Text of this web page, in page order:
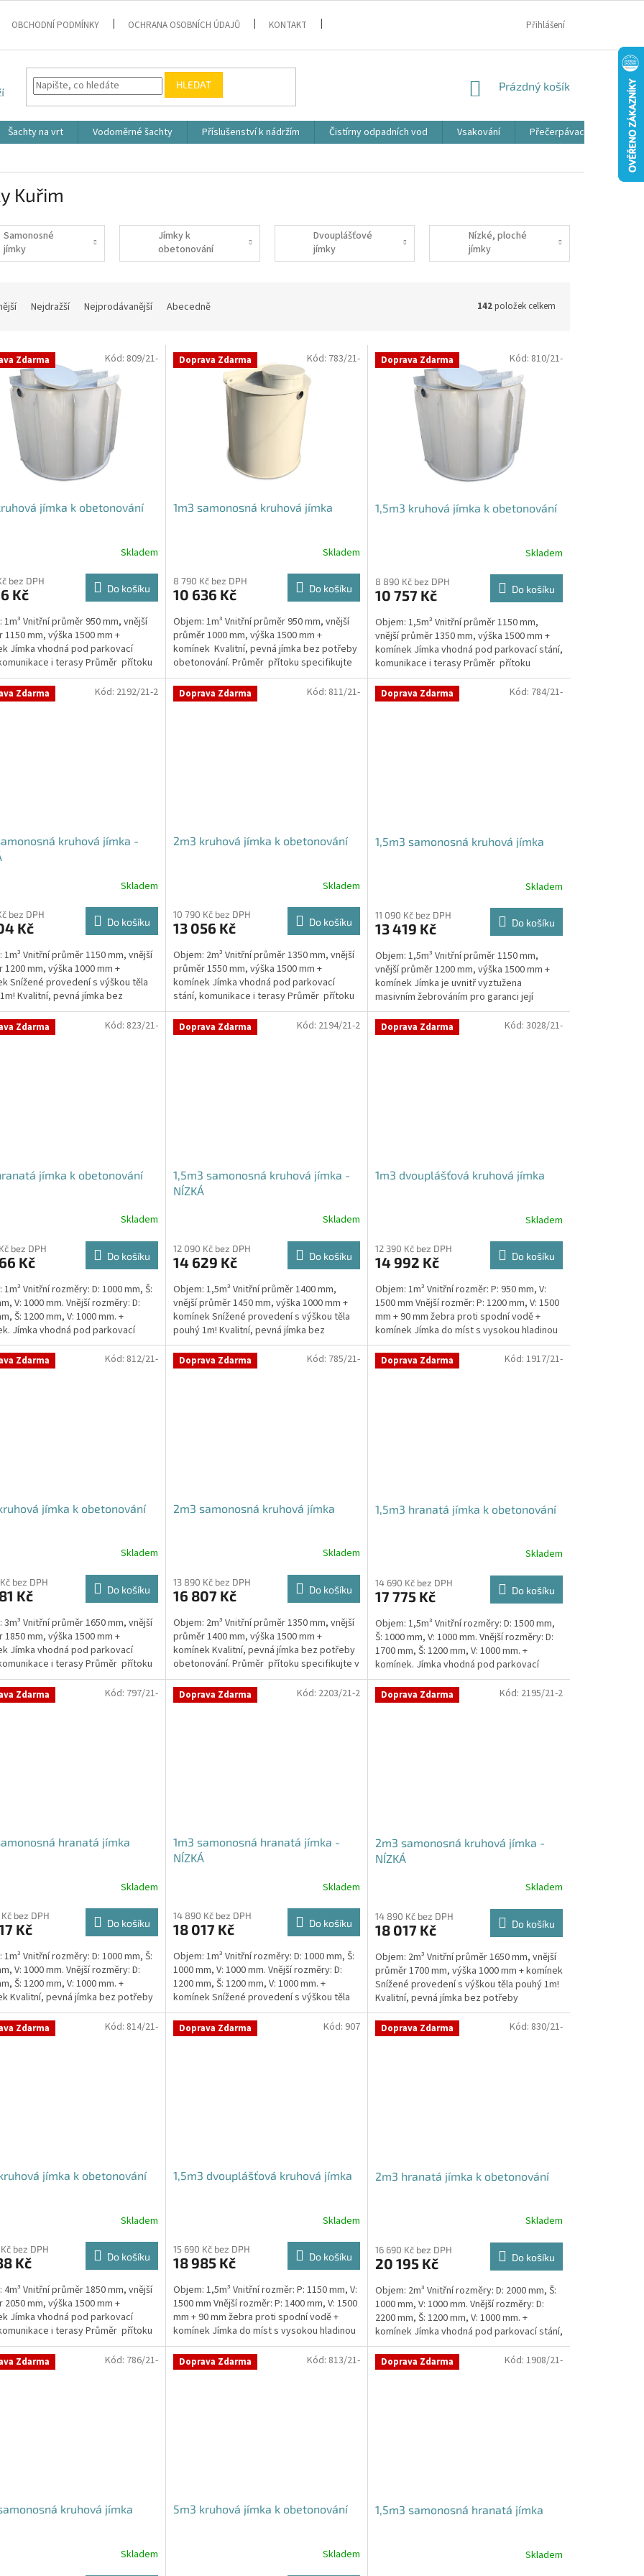
OBCHODNÍ PODMÍNKY OCHRANA OSOBNÍCH ÚDAJŮ KONTAKT Přihlášení
HLEDAT
NÁKUPNÍ
Prázdný košík
Šachty na vrt Vodoměrné šachty Příslušenství k nádržím Čistírny odpadních vod Vsakování Přečerpávací jímky
Kuřim
Samonosné
jímky
Jímky k
obetonování
Dvouplášťové
jímky
Nízké, ploché
jímky
Nejdražší Nejprodávanější Abecedně 142položek celkem
Zdarma
jímka k obetonování
Skladem
bez DPH
Kč Do košíku
1m³ Vnitřní průměr 950 mm, vnější
1150 mm, výška 1500 mm +
Jímka vhodná pod parkovací
i terasy Průměr přítoku
v...
Kód: 809/21- Doprava Zdarma
1m3 samonosná kruhová jímka
Skladem
8 790 Kč bez DPH
10 636 Kč Do košíku
Objem: 1m³ Vnitřní průměr 950 mm, vnější
průměr 1000 mm, výška 1500 mm +
komínek Kvalitní, pevná jímka bez potřeby
obetonování. Průměr přítoku specifikujte
v...
Kód: 783/21- Doprava Zdarma
1,5m3 kruhová jímka k obetonování
produktu
je
z
5
hvězdiček.
Skladem
8 890 Kč bez DPH
10 757 Kč Do košíku
Objem: 1,5m³ Vnitřní průměr 1150 mm,
vnější průměr 1350 mm, výška 1500 mm +
komínek Jímka vhodná pod parkovací stání,
komunikace i terasy Průměr přítoku
specifikujte v...
Kód: 810/21-
Zdarma
kruhová jímka -
Skladem
bez DPH
Kč Do košíku
1m³ Vnitřní průměr 1150 mm, vnější
1200 mm, výška 1000 mm +
Snížené provedení s výškou těla
Kvalitní, pevná jímka bez
obetonování Průměr...
Kód: 2192/21-2 Doprava Zdarma
2m3 kruhová jímka k obetonování
Skladem
10 790 Kč bez DPH
13 056 Kč Do košíku
Objem: 2m³ Vnitřní průměr 1350 mm, vnější
průměr 1550 mm, výška 1500 mm +
komínek Jímka vhodná pod parkovací
stání, komunikace i terasy Průměr přítoku
specifikujte v...
Kód: 811/21- Doprava Zdarma
1,5m3 samonosná kruhová jímka
produktu
je
z
5
hvězdiček.
Skladem
11 090 Kč bez DPH
13 419 Kč Do košíku
Objem: 1,5m³ Vnitřní průměr 1150 mm,
vnější průměr 1200 mm, výška 1500 mm +
komínek Jímka je uvnitř vyztužena
masivním žebrováním pro garanci její
samonosnosti.Kvalitní, pevná...
Kód: 784/21-
Zdarma
jímka k obetonování
Skladem
bez DPH
Kč Do košíku
Vnitřní rozměry: D: 1000 mm, Š:
V: 1000 mm. Vnější rozměry: D:
Š: 1200 mm, V: 1000 mm. +
Jímka vhodná pod parkovací
Kód: 823/21- Doprava Zdarma
1,5m3 samonosná kruhová jímka -
NÍZKÁ
Skladem
12 090 Kč bez DPH
14 629 Kč Do košíku
Objem: 1,5m³ Vnitřní průměr 1400 mm,
vnější průměr 1450 mm, výška 1000 mm +
komínek Snížené provedení s výškou těla
pouhý 1m! Kvalitní, pevná jímka bez
potřeby obetonování...
Kód: 2194/21-2 Doprava Zdarma
1m3 dvouplášťová kruhová jímka
Skladem
12 390 Kč bez DPH
14 992 Kč Do košíku
Objem: 1m³ Vnitřní rozměr: P: 950 mm, V:
1500 mm Vnější rozměr: P: 1200 mm, V: 1500
mm + 90 mm žebra proti spodní vodě +
komínek Jímka do míst s vysokou hladinou
spodní vody –...
Kód: 3028/21-
Zdarma
jímka k obetonování
Skladem
bez DPH
Kč Do košíku
3m³ Vnitřní průměr 1650 mm, vnější
1850 mm, výška 1500 mm +
Jímka vhodná pod parkovací
i terasy Průměr přítoku
v...
Kód: 812/21- Doprava Zdarma
2m3 samonosná kruhová jímka
produktu
je
z
5
hvězdiček.
Skladem
13 890 Kč bez DPH
16 807 Kč Do košíku
Objem: 2m³ Vnitřní průměr 1350 mm, vnější
průměr 1400 mm, výška 1500 mm +
komínek Kvalitní, pevná jímka bez potřeby
obetonování. Průměr přítoku specifikujte v
poznámce...
Kód: 785/21- Doprava Zdarma
1,5m3 hranatá jímka k obetonování
Skladem
14 690 Kč bez DPH
17 775 Kč Do košíku
Objem: 1,5m³ Vnitřní rozměry: D: 1500 mm,
Š: 1000 mm, V: 1000 mm. Vnější rozměry: D:
1700 mm, Š: 1200 mm, V: 1000 mm. +
komínek. Jímka vhodná pod parkovací
stání,...
Kód: 1917/21-
Zdarma
hranatá jímka
Skladem
bez DPH
Kč Do košíku
Vnitřní rozměry: D: 1000 mm, Š:
V: 1000 mm. Vnější rozměry: D:
Š: 1200 mm, V: 1000 mm. +
Kvalitní, pevná jímka bez potřeby
Kód: 797/21- Doprava Zdarma
1m3 samonosná hranatá jímka -
NÍZKÁ
Skladem
14 890 Kč bez DPH
18 017 Kč Do košíku
Objem: 1m³ Vnitřní rozměry: D: 1000 mm, Š:
1000 mm, V: 1000 mm. Vnější rozměry: D:
1200 mm, Š: 1200 mm, V: 1000 mm. +
komínek Snížené provedení s výškou těla
pouhý 1m!...
Kód: 2203/21-2 Doprava Zdarma
2m3 samonosná kruhová jímka -
NÍZKÁ
Skladem
14 890 Kč bez DPH
18 017 Kč Do košíku
Objem: 2m³ Vnitřní průměr 1650 mm, vnější
průměr 1700 mm, výška 1000 mm + komínek
Snížené provedení s výškou těla pouhý 1m!
Kvalitní, pevná jímka bez potřeby
obetonování Průměr...
Kód: 2195/21-2
Zdarma
jímka k obetonování
Skladem
bez DPH
Kč Do košíku
4m³ Vnitřní průměr 1850 mm, vnější
2050 mm, výška 1500 mm +
Jímka vhodná pod parkovací
i terasy Průměr přítoku
v...
Kód: 814/21- Doprava Zdarma
1,5m3 dvouplášťová kruhová jímka
Skladem
15 690 Kč bez DPH
18 985 Kč Do košíku
Objem: 1,5m³ Vnitřní rozměr: P: 1150 mm, V:
1500 mm Vnější rozměr: P: 1400 mm, V: 1500
mm + 90 mm žebra proti spodní vodě +
komínek Jímka do míst s vysokou hladinou
spodní vody...
Kód: 907 Doprava Zdarma
2m3 hranatá jímka k obetonování
Skladem
16 690 Kč bez DPH
20 195 Kč Do košíku
Objem: 2m³ Vnitřní rozměry: D: 2000 mm, Š:
1000 mm, V: 1000 mm. Vnější rozměry: D:
2200 mm, Š: 1200 mm, V: 1000 mm. +
komínek Jímka vhodná pod parkovací stání,
komunikace i...
Kód: 830/21-
Zdarma
kruhová jímka
Skladem
Kód: 786/21- Doprava Zdarma
5m3 kruhová jímka k obetonování
Skladem
Kód: 813/21- Doprava Zdarma
1,5m3 samonosná hranatá jímka
Skladem
Kód: 1908/21-